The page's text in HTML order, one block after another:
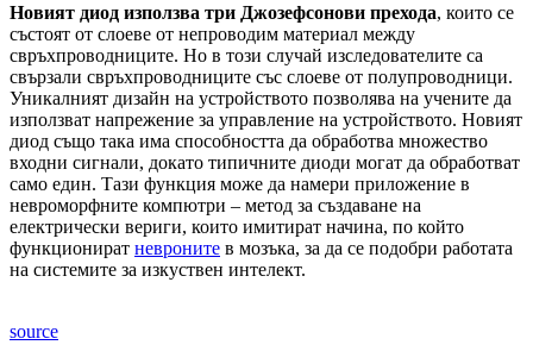
Новият диод използва три Джозефсонови прехода, които се
състоят от слоеве от непроводим материал между
свръхпроводниците. Но в този случай изследователите са
свързали свръхпроводниците със слоеве от полупроводници.
Уникалният дизайн на устройството позволява на учените да
използват напрежение за управление на устройството. Новият
диод също така има способността да обработва множество
входни сигнали, докато типичните диоди могат да обработват
само един. Тази функция може да намери приложение в
невроморфните компютри – метод за създаване на
електрически вериги, които имитират начина, по който
функционират невроните в мозъка, за да се подобри работата
на системите за изкуствен интелект.
source